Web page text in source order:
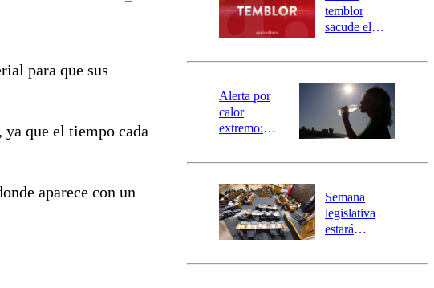
para que sus
que el tiempo cada
aparece con un
activa
mensajería
SAE
temblor
sacude el
revisa la
epicentro
Alerta por
calor
extremo:
activa Alerta
Preventiva en
tres comunas
Semana
legislativa
estará
el fin de la